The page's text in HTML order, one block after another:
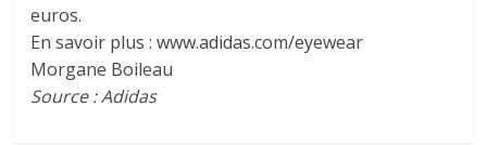
euros.
En savoir plus : www.adidas.com/eyewear
Morgane Boileau
Source : Adidas